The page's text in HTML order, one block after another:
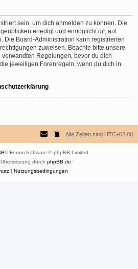
sein, um dich anmelden zu können. Die
erledigt und ermöglicht dir, auf
Die Board-Administration kann registrierten
zuweisen. Beachte bitte unsere
Regelungen, bevor du dich
jeweiligen Forenregeln, wenn du dich in
Alle Zeiten sind UTC+02:00
® Forum Software © phpBB Limited
durch phpBB.de
| Nutzungsbedingungen